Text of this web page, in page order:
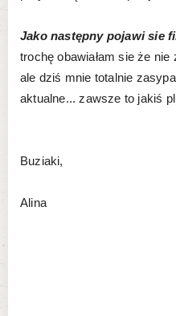
Jako następny pojawi sie
trochę obawiałam sie że
ale dziś mnie totalnie
aktualne... zawsze to jakiś
Buziaki,
Alina